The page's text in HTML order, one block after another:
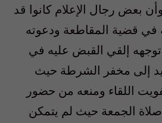
بعض رجال الإعلام كانوا قد
في قضية المقاطعة ودعوته
توجهه إلقي القبض عليه في
إلى مخفر الشرطة حيث
اللقاء ومنعه من حضور
صلاة الجمعة حيث لم يتمكن